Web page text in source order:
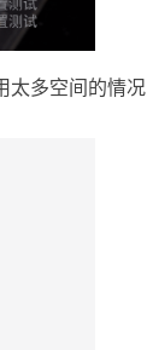
太多空间的情况